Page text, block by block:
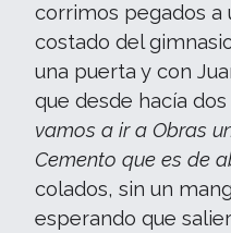
corrimos pegados a
costado del
una puerta y con
que desde hacía
vamos a ir a Obras
Cemento que es de
colados, sin un
esperando que